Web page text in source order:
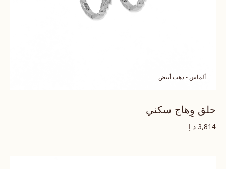
ألماس - ذهب أبيض
حلق وِهاج سكني
3,814 د.إ